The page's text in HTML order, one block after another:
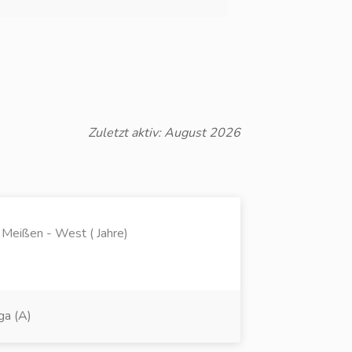
Zuletzt aktiv: August 2026
- West ( Jahre)
(A)